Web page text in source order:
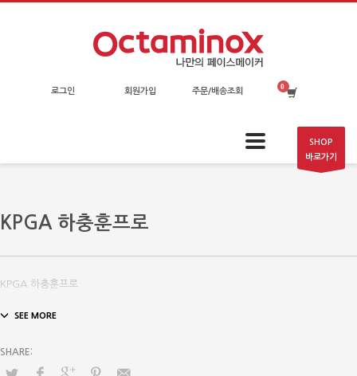
로그인 회원가입 주문/배송조회
SHOP
바로가기
KPGA 하충훈프로
KPGA 하충훈프로